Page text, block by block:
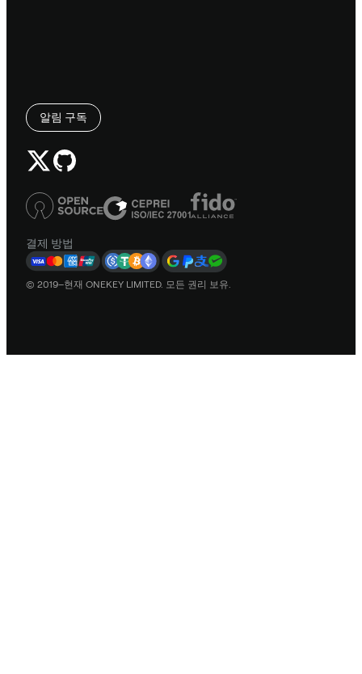
알림 구독
결제 방법
© 2019–현재 ONEKEY LIMITED. 모든 권리 보유.